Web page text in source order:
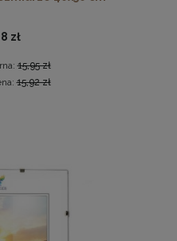
zł
35 x 100 cm
zł
114,99 zł
zł
15,95 zł
15,92 zł